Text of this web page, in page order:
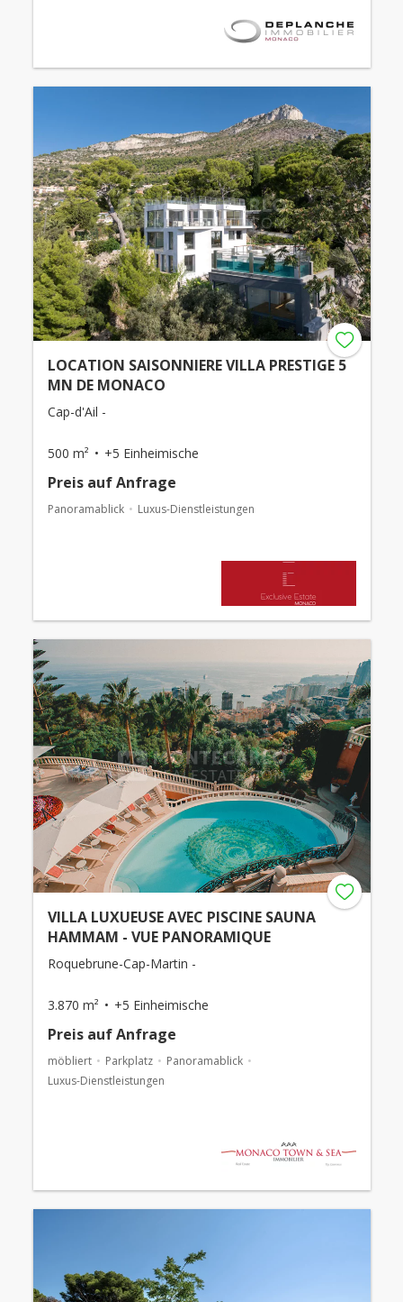
LOCATION SAISONNIERE VILLA PRESTIGE 5
MN DE MONACO
Cap-d'Ail -
500 m² +5 Einheimische
Preis auf Anfrage
Panoramablick Luxus-Dienstleistungen
VILLA LUXUEUSE AVEC PISCINE SAUNA
HAMMAM - VUE PANORAMIQUE
Roquebrune-Cap-Martin -
3.870 m² +5 Einheimische
Preis auf Anfrage
möbliert Parkplatz
Panoramablick
Luxus-Dienstleistungen